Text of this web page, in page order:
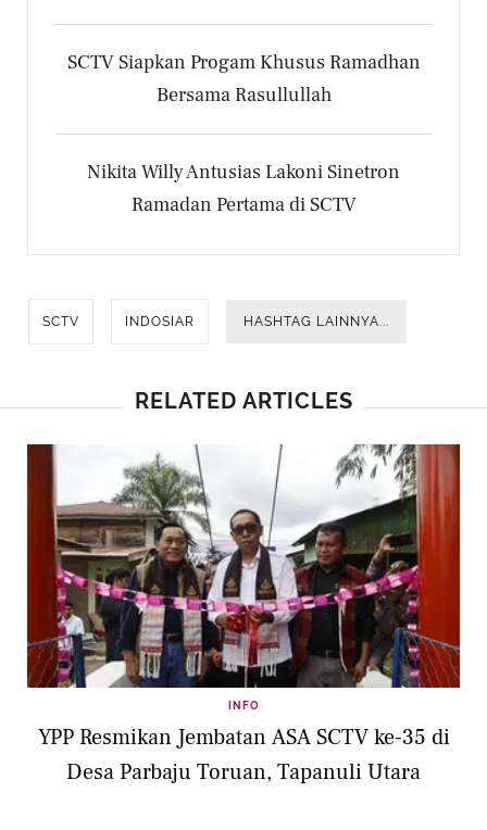
SCTV Siapkan Progam Khusus Ramadhan
Bersama Rasullullah
Nikita Willy Antusias Lakoni Sinetron
Ramadan Pertama di SCTV
SCTV INDOSIAR HASHTAG LAINNYA...
RELATED ARTICLES
INFO
YPP Resmikan Jembatan ASA SCTV ke-35 di
Desa Parbaju Toruan, Tapanuli Utara